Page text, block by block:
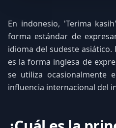
En indonesio, 'Terima
forma estándar de
idioma del sudeste
es la forma inglesa de
se utiliza ocasionalmente
influencia internacional del